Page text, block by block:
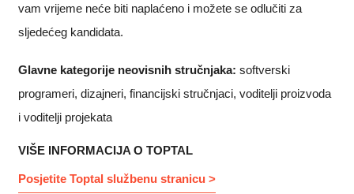
vam vrijeme neće biti naplaćeno i možete se odlučiti za
sljedećeg kandidata.
Glavne kategorije neovisnih stručnjaka: softverski
programeri, dizajneri, financijski stručnjaci, voditelji proizvoda
i voditelji projekata
VIŠE INFORMACIJA O TOPTAL
Posjetite Toptal službenu stranicu >